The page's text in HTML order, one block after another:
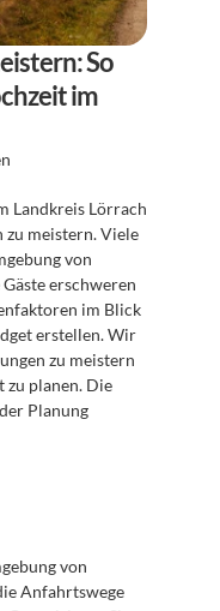
So
im
Landkreis Lörrach
zu meistern. Viele
von
erschweren
im Blick
erstellen. Wir
zu meistern
Planung
von
Anfahrtswege